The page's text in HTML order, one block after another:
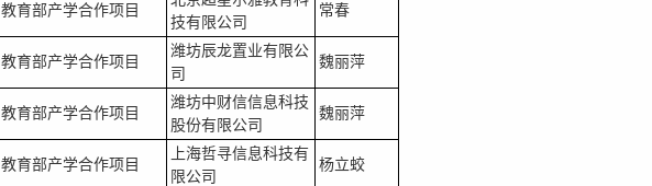
教育部产学合作项目
技有限公司
常春
教育部产学合作项目
潍坊辰龙置业有限公
司
魏丽萍
教育部产学合作项目
潍坊中财信信息科技
股份有限公司
魏丽萍
教育部产学合作项目
上海哲寻信息科技有
限公司
杨立蛟